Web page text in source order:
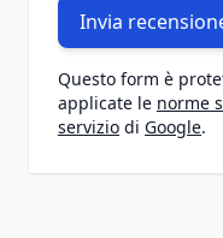
Invia
Questo form è
applicate le norme
servizio di Google.